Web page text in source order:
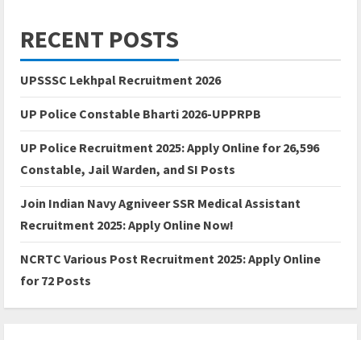
RECENT POSTS
UPSSSC Lekhpal Recruitment 2026
UP Police Constable Bharti 2026-UPPRPB
UP Police Recruitment 2025: Apply Online for 26,596
Constable, Jail Warden, and SI Posts
Join Indian Navy Agniveer SSR Medical Assistant
Recruitment 2025: Apply Online Now!
NCRTC Various Post Recruitment 2025: Apply Online
for 72 Posts